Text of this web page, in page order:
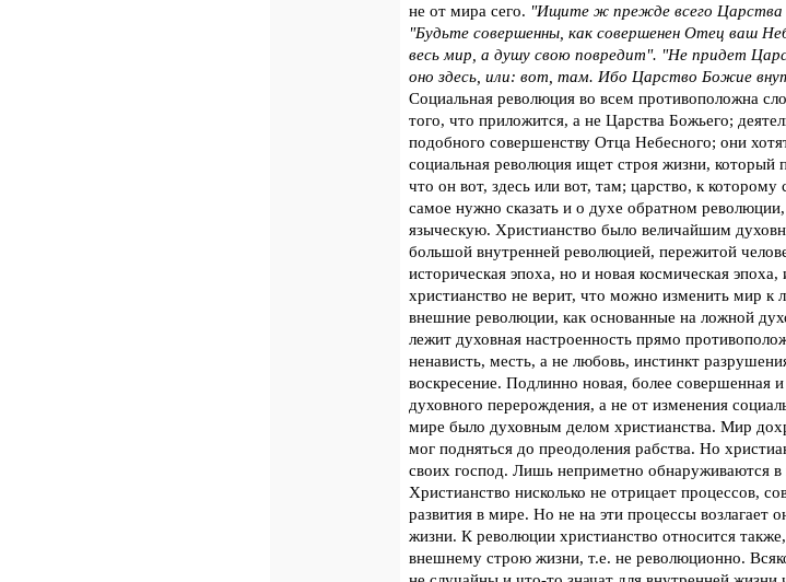
не от мира сего. "Ищите ж прежде всего Царства
"Будьте совершенны, как совершенен Отец ваш
весь мир, а душу свою повредит". "Не придет
оно здесь, или: вот, там. Ибо Царство Божие
Социальная революция во всем противоположна
того, что приложится, а не Царства Божьего;
подобного совершенству Отца Небесного; они
социальная революция ищет строя жизни,
что он вот, здесь или вот, там; царство, к
самое нужно сказать и о духе обратном
языческую. Христианство было величайшим
большой внутренней революцией, пережитой
историческая эпоха, но и новая космическая
христианство не верит, что можно изменить мир
внешние революции, как основанные на ложной
лежит духовная настроенность прямо
ненависть, месть, а не любовь, инстинкт
воскресение. Подлинно новая, более совершенная
духовного перерождения, а не от изменения
мире было духовным делом христианства. Мир
мог подняться до преодоления рабства. Но
своих господ. Лишь неприметно обнаруживаются
Христианство нисколько не отрицает процессов,
развития в мире. Но не на эти процессы
жизни. К революции христианство относится
внешнему строю жизни, т.е. не революционно.